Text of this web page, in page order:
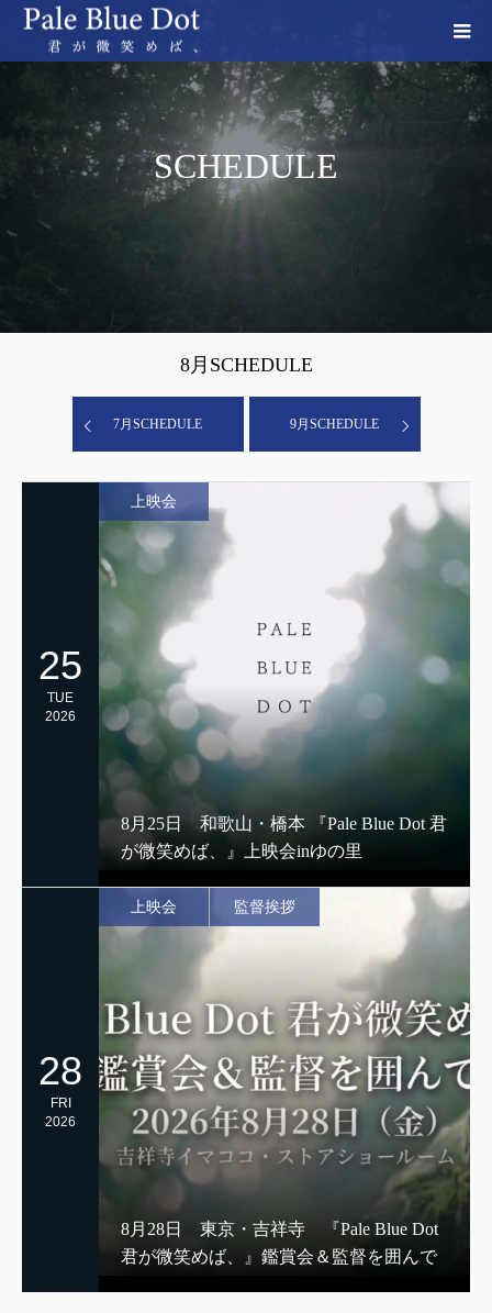
SCHEDULE
8月SCHEDULE
7月SCHEDULE 9月SCHEDULE
25
TUE
2026
8月25日 和歌山・橋本 『Pale Blue Dot 君
が微笑めば、』上映会inゆの里
上映会
28
FRI
2026
8月28日 東京・吉祥寺 『Pale Blue Dot
君が微笑めば、』鑑賞会＆監督を囲んで
上映会 監督挨拶